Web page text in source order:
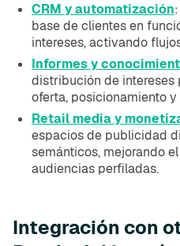
CRM y automatización
base de clientes en
intereses, activando
Informes y
distribución de intereses
oferta, posicionamiento
Retail media y
espacios de publicidad
semánticos, mejorando
audiencias perfiladas.
Integración con